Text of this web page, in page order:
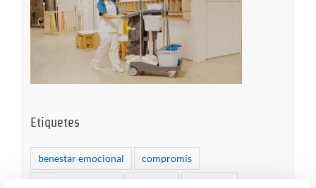
Etiquetes
benestar emocional compromís